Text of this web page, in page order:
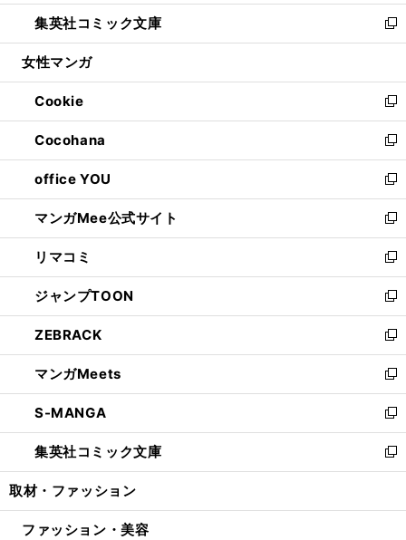
開
く
ウ
で
開
ン
ド
ウ
開
く
ウ
ィ
ン
ウ
で
開
く
し
い
ウ
ン
ド
ウ
で
開
く
集英社コミック文庫
新
し
ウ
ィ
ン
ド
ウ
で
開
く
女性マンガ
Cookie
新
し
い
ウ
ィ
ン
ド
ウ
で
開
く
Cocohana
新
し
い
ウ
ィ
ン
ド
ウ
で
開
く
office YOU
新
し
い
ウ
ィ
ン
ド
ウ
で
開
く
マンガMee公式サイト
新
し
い
ウ
ィ
ン
ド
ウ
で
開
く
リマコミ
新
し
い
ウ
ィ
ン
ド
ウ
で
開
く
ジャンプTOON
新
し
い
ウ
ィ
ン
ド
ウ
で
開
ZEBRACK
新
し
い
ウ
ィ
ン
ド
ウ
開
マンガMeets
新
し
い
ウ
ィ
ン
ウ
S-MANGA
新
し
い
ウ
ン
集英社コミック文庫
新
し
ウ
取材・ファッション
ファッション・美容